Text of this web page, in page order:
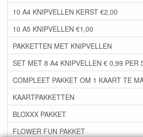
10 A4 KNIPVELLEN KERST €2,00
10 A5 KNIPVELLEN €1,00
PAKKETTEN MET KNIPVELLEN
SET MET 8 A4 KNIPVELLEN € 0,99 PER
COMPLEET PAKKET OM 1 KAART TE
KAARTPAKKETTEN
BLOXXX PAKKET
FLOWER FUN PAKKET